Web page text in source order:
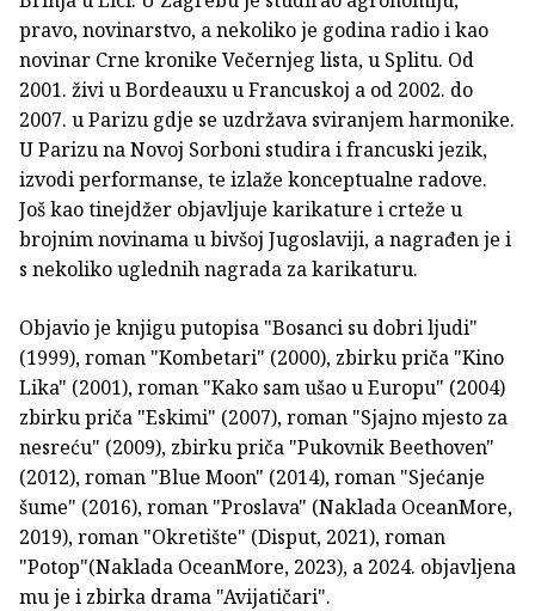
pravo, novinarstvo, a nekoliko je godina radio i kao
novinar Crne kronike Večernjeg lista, u Splitu. Od
2001. živi u Bordeauxu u Francuskoj a od 2002. do
2007. u Parizu gdje se uzdržava sviranjem harmonike.
U Parizu na Novoj Sorboni studira i francuski jezik,
izvodi performanse, te izlaže konceptualne radove.
Još kao tinejdžer objavljuje karikature i crteže u
brojnim novinama u bivšoj Jugoslaviji, a nagrađen je i
s nekoliko uglednih nagrada za karikaturu.
Objavio je knjigu putopisa "Bosanci su dobri ljudi"
(1999), roman "Kombetari" (2000), zbirku priča "Kino
Lika" (2001), roman "Kako sam ušao u Europu" (2004)
zbirku priča "Eskimi" (2007), roman "Sjajno mjesto za
nesreću" (2009), zbirku priča "Pukovnik Beethoven"
(2012), roman "Blue Moon" (2014), roman "Sjećanje
šume" (2016), roman "Proslava" (Naklada OceanMore,
2019), roman "Okretište" (Disput, 2021), roman
"Potop"(Naklada OceanMore, 2023), a 2024. objavljena
mu je i zbirka drama "Avijatičari".